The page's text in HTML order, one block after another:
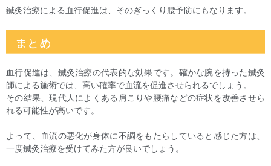
鍼灸治療による血行促進は、そのぎっくり腰予防にもなります。
まとめ
血行促進は、鍼灸治療の代表的な効果です。確かな腕を持った鍼灸
師による施術では、高い確率で血流を促進させられるでしょう。
その結果、現代人によくある肩こりや腰痛などの症状を改善させら
れる可能性が高いです。
よって、血流の悪化が身体に不調をもたらしていると感じた方は、
一度鍼灸治療を受けてみた方が良いでしょう。